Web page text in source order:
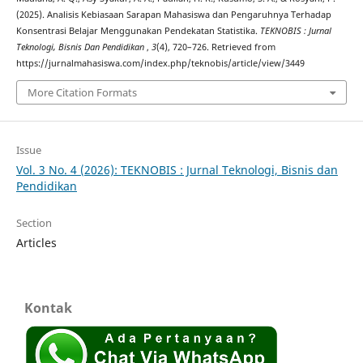
(2025). Analisis Kebiasaan Sarapan Mahasiswa dan Pengaruhnya Terhadap
Konsentrasi Belajar Menggunakan Pendekatan Statistika. TEKNOBIS : Jurnal
Teknologi, Bisnis Dan Pendidikan , 3(4), 720–726. Retrieved from
https://jurnalmahasiswa.com/index.php/teknobis/article/view/3449
More Citation Formats
Issue
Vol. 3 No. 4 (2026): TEKNOBIS : Jurnal Teknologi, Bisnis dan
Pendidikan
Section
Articles
Kontak